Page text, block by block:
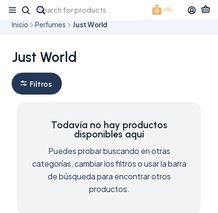
¡APROVECHA NUESTRAS OFERTAS EN TUBBEES ESTE DÍA DEL NIÑO!
Inicio Perfumes Just World
Just World
Filtros
Todavía no hay productos
disponibles aquí
Puedes probar buscando en otras
categorías, cambiar los filtros o usar la barra
de búsqueda para encontrar otros
productos.